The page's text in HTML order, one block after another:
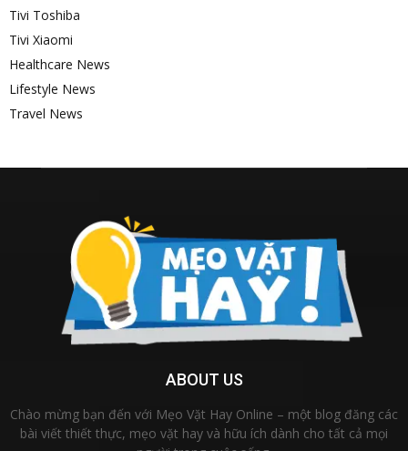
Tivi Toshiba
Tivi Xiaomi
Healthcare News
Lifestyle News
Travel News
ABOUT US
Chào mừng bạn đến với Mẹo Vặt Hay Online – một blog đăng các
bài viết thiết thực, mẹo vặt hay và hữu ích dành cho tất cả mọi